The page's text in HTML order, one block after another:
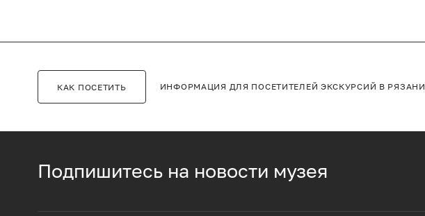
КАК ПОСЕТИТЬ ИНФОРМАЦИЯ ДЛЯ ПОСЕТИТЕЛЕЙ ЭКСКУРСИЙ В РЯЗАНИ
Подпишитесь на новости музея